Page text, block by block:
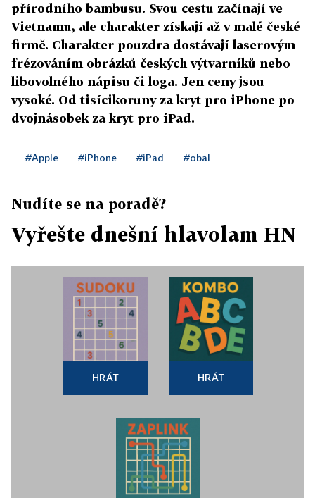
přírodního bambusu. Svou cestu začínají ve
Vietnamu, ale charakter získají až v malé české
firmě. Charakter pouzdra dostávají laserovým
frézováním obrázků českých výtvarníků nebo
libovolného nápisu či loga. Jen ceny jsou
vysoké. Od tisícikoruny za kryt pro iPhone po
dvojnásobek za kryt pro iPad.
#Apple #iPhone #iPad #obal
Nudíte se na poradě?
Vyřešte dnešní hlavolam HN
HRÁT HRÁT